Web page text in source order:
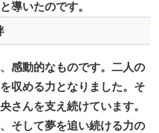
導いたのです。
感動的なものです。二人の
収める力となりました。そ
さんを支え続けています。
そして夢を追い続ける力の